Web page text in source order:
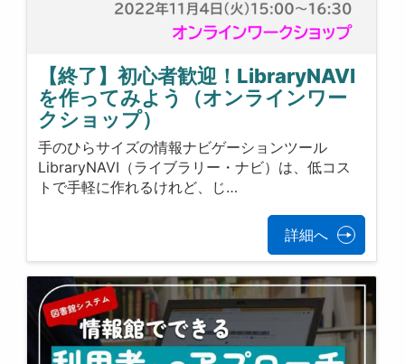
【終了】初心者歓迎！LibraryNAVI
を作ってみよう（オンラインワー
クショップ）
手のひらサイズの情報ナビゲーションツール
LibraryNAVI（ライブラリー・ナビ）は、低コス
トで手軽に作れるけれど、じ…
詳細へ